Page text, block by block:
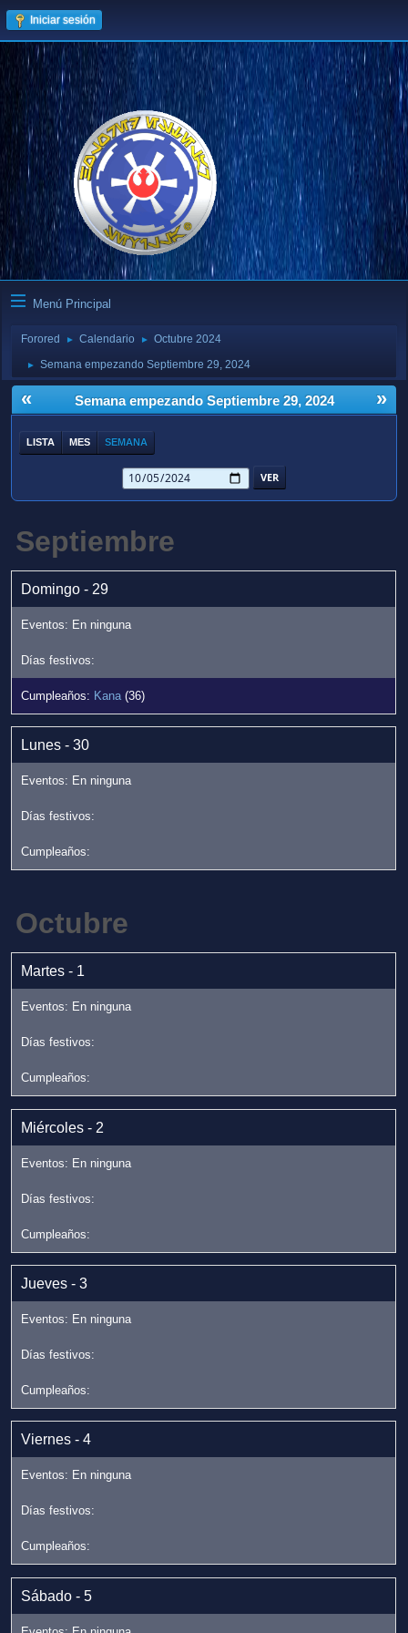
Iniciar sesión
Menú Principal
Forored ► Calendario ► Octubre 2024
► Semana empezando Septiembre 29, 2024
« »
Semana empezando Septiembre 29, 2024
LISTA MES SEMANA
Septiembre
Domingo - 29
Kana (36)
Lunes - 30
Octubre
Martes - 1
Miércoles - 2
Jueves - 3
Viernes - 4
Sábado - 5